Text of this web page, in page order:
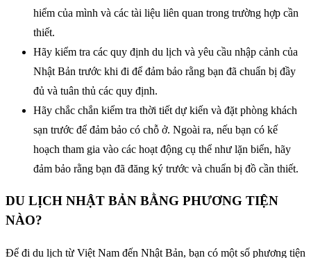
hiểm của mình và các tài liệu liên quan trong trường hợp cần
thiết.
Hãy kiểm tra các quy định du lịch và yêu cầu nhập cảnh của
Nhật Bản trước khi đi để đảm bảo rằng bạn đã chuẩn bị đầy
đủ và tuân thủ các quy định.
Hãy chắc chắn kiểm tra thời tiết dự kiến và đặt phòng khách
sạn trước để đảm bảo có chỗ ở. Ngoài ra, nếu bạn có kế
hoạch tham gia vào các hoạt động cụ thể như lặn biển, hãy
đảm bảo rằng bạn đã đăng ký trước và chuẩn bị đồ cần thiết.
DU LỊCH NHẬT BẢN BẰNG PHƯƠNG TIỆN
NÀO?
Để đi du lịch từ Việt Nam đến Nhật Bản, bạn có một số phương tiện